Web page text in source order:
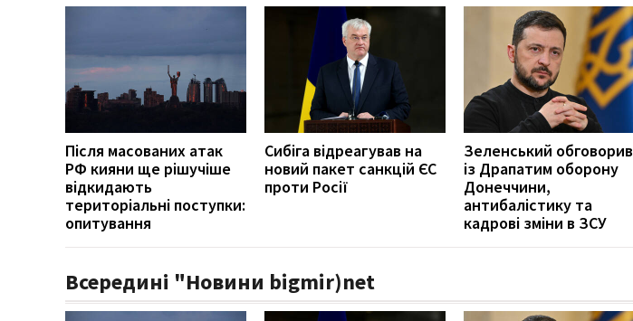
Після масованих атак
РФ кияни ще рішучіше
відкидають
територіальні поступки:
опитування
Сибіга відреагував на
новий пакет санкцій ЄС
проти Росії
Зеленський обговорив
із Драпатим оборону
Донеччини,
антибалістику та
кадрові зміни в ЗСУ
Всередині "Новини bigmir)net